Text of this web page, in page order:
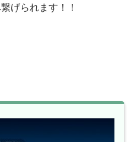
げられます！！